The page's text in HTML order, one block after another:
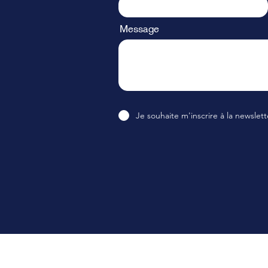
Message
Je souhaite m'inscrire à la